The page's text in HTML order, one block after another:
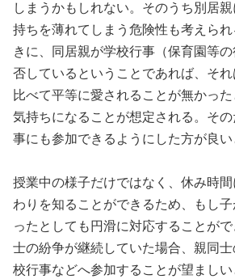
しまうかもしれない。そのうち別居
持ちを薄れてしまう危険性も考えら
きに、同居親が学校行事（保育園等
否しているということであれば、そ
比べて平等に愛されることが無かっ
気持ちになることが想定される。そ
事にも参加できるようにした方が良い
授業中の様子だけではなく、休み時
わりを知ることができるため、もし
ったとしても円滑に対応することが
士の紛争が継続していた場合、親同
校行事などへ参加することが望まし